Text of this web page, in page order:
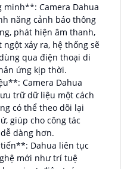
Camera Dahua
năng cảnh báo thông
phát hiện âm thanh,
ngột xảy ra, hệ thống sẽ
qua điện thoại di
ứng kịp thời.
Camera Dahua
trữ dữ liệu một cách
có thể theo dõi lại
giúp cho công tác
dàng hơn.
Dahua liên tục
mới như trí tuệ